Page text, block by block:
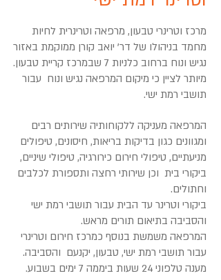
מרכז וטרינרי טבעון, מרפאה וטרינרית לחיות
מחמד בניהולו של דר' יואב קורן ממוקמת באזור
נגיש ונוח ברחוב כלניות 7 שבמרכז קריית טבעון.
מיותר לציין כי מיקום המרפאה נגיש ונוח עבור
תושבי רמת ישי.
המרפאה מעניקה ללקוחותיה שירותים רבים
ומגוונים כגון בדיקות בריאות, חיסונים, טיפולים
מניעתיים, טיפולי חירום כירורגיה, טיפולי שיניים,
ביקורי בית וכן שירותי רחצה ותספורת לכלבים
וחתולים.
ביקורי וטרינר עד הבית עבור תושבי רמת ישי
והסביבה בתיאום תורים מראש.
המרפאה משמשת בנוסף כמרכז חירום וטרינרי
עבור תושבי רמת ישי, טבעון, יקנעם והסביבה.
מענה טלפוני 24 שעות ביממה 7 ימים בשבוע.